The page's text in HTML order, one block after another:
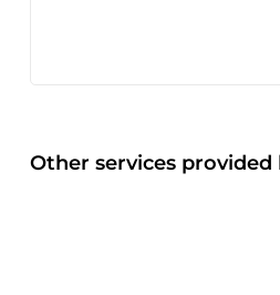
Joomla! Vente de Fichiers
d'Or (Belgique) ✅ Local
disponibles Scraping de
suivi comportemental ✅
relatives aux Appareils
favorise les visites
Other services provided